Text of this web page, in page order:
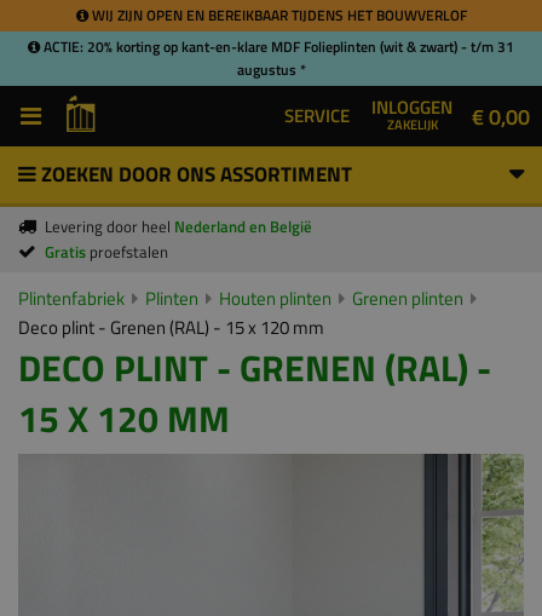
WIJ ZIJN OPEN EN BEREIKBAAR TIJDENS HET BOUWVERLOF
ACTIE: 20% korting op kant-en-klare MDF Folieplinten (wit & zwart) - t/m 31
augustus *
SERVICE INLOGGEN
ZAKELIJK € 0,00
ZOEKEN DOOR ONS ASSORTIMENT
Levering door heel Nederland en België
Gratis proefstalen
Plintenfabriek Plinten Houten plinten
Grenen plinten
Deco plint - Grenen (RAL) - 15 x 120 mm
DECO PLINT - GRENEN (RAL) -
15 X 120 MM